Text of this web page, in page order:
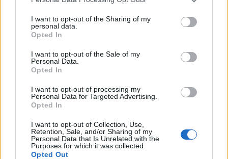
I want to opt-out of the Sharing of my
personal data.
Opted In
I want to opt-out of the Sale of my
Personal Data.
Opted In
I want to opt-out of processing my
Personal Data for Targeted Advertising.
Opted In
I want to opt-out of Collection, Use,
Retention, Sale, and/or Sharing of my
Personal Data that Is Unrelated with the
Purposes for which it was collected.
Opted Out
agressivo do que o carro padrão. As revisões continuam
na traseira com um grande spoiler e um para-choques e